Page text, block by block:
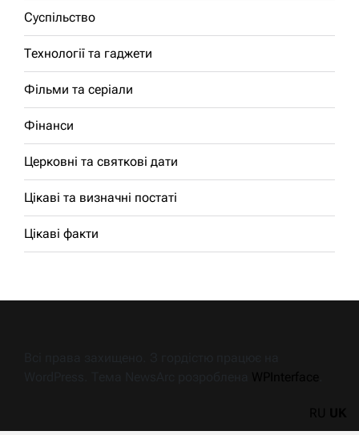
Суспільство
Технології та гаджети
Фільми та серіали
Фінанси
Церковні та святкові дати
Цікаві та визначні постаті
Цікаві факти